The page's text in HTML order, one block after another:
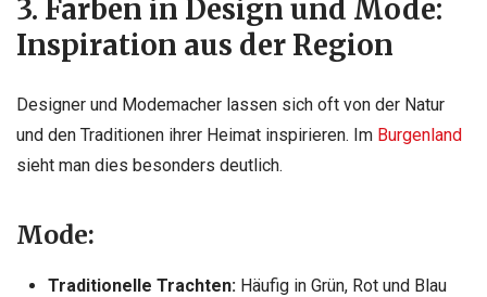
3. Farben in Design und Mode:
Inspiration aus der Region
Designer und Modemacher lassen sich oft von der Natur
und den Traditionen ihrer Heimat inspirieren. Im Burgenland
sieht man dies besonders deutlich.
Mode:
Traditionelle Trachten:Häufig in Grün, Rot und Blau